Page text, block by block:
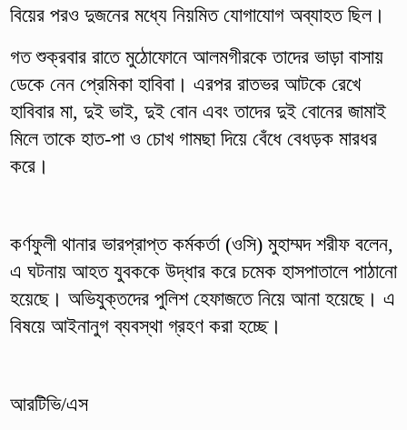
বিয়ের পরও দুজনের মধ্যে নিয়মিত যোগাযোগ অব্যাহত ছিল।
গত শুক্রবার রাতে মুঠোফোনে আলমগীরকে তাদের ভাড়া বাসায়
ডেকে নেন প্রেমিকা হাবিবা। এরপর রাতভর আটকে রেখে
হাবিবার মা, দুই ভাই, দুই বোন এবং তাদের দুই বোনের জামাই
মিলে তাকে হাত-পা ও চোখ গামছা দিয়ে বেঁধে বেধড়ক মারধর
করে।
কর্ণফুলী থানার ভারপ্রাপ্ত কর্মকর্তা (ওসি) মুহাম্মদ শরীফ বলেন,
এ ঘটনায় আহত যুবককে উদ্ধার করে চমেক হাসপাতালে পাঠানো
হয়েছে। অভিযুক্তদের পুলিশ হেফাজতে নিয়ে আনা হয়েছে। এ
বিষয়ে আইনানুগ ব্যবস্থা গ্রহণ করা হচ্ছে।
আরটিভি/এস